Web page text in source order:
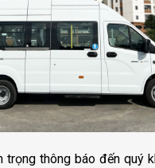
trọng thông báo đến quý